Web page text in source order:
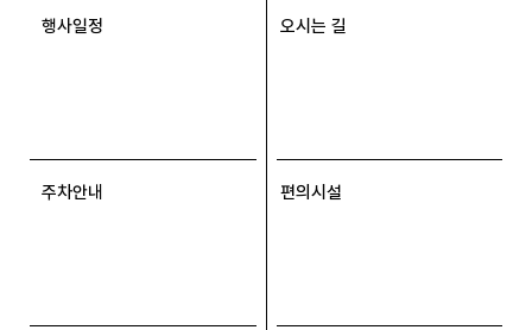
행사일정 오시는 길
주차안내 편의시설